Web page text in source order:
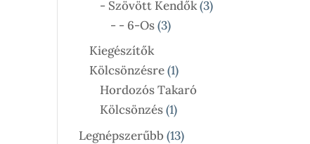
- Szövött Kendők 33
- - 6-Os 33
Kiegészítők
Kölcsönzésre 11
Termék
Hordozós Takaró
Kölcsönzés 11
Termék
Legnépszerűbb 1313